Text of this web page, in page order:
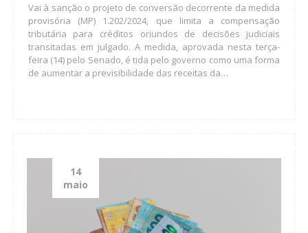
Vai à sanção o projeto de conversão decorrente da medida
provisória (MP) 1.202/2024, que limita a compensação
tributária para créditos oriundos de decisões judiciais
transitadas em julgado. A medida, aprovada nesta terça-
feira (14) pelo Senado, é tida pelo governo como uma forma
de aumentar a previsibilidade das receitas da…
14
maio